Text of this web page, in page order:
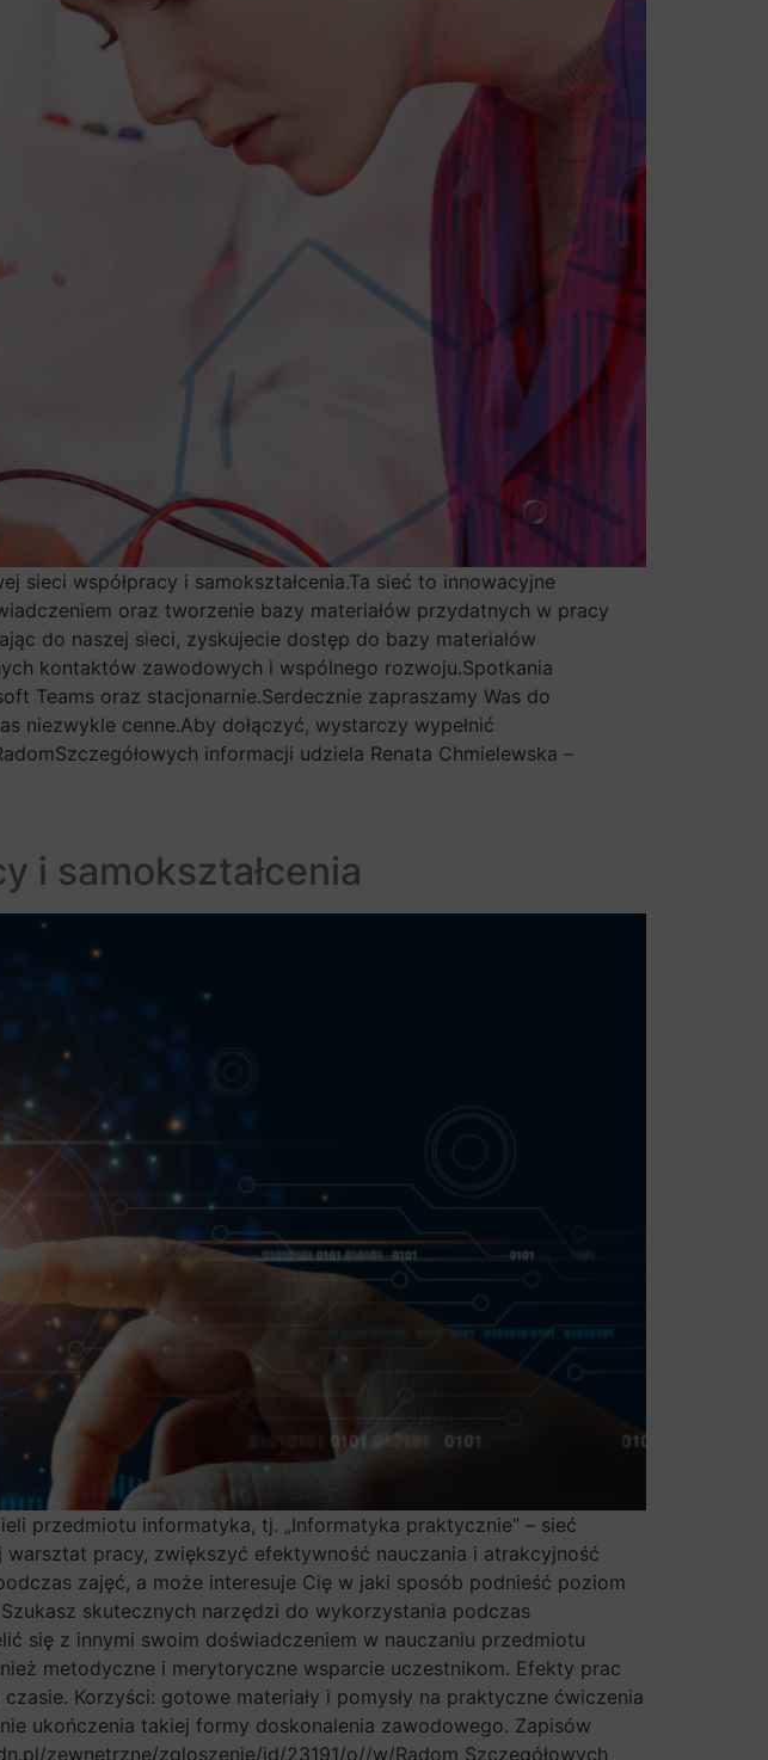
sieci współpracy i samokształcenia.Ta sieć to innowacyjne
oraz tworzenie bazy materiałów przydatnych w pracy
do naszej sieci, zyskujecie dostęp do bazy materiałów
kontaktów zawodowych i wspólnego rozwoju.Spotkania
Teams oraz stacjonarnie.Serdecznie zapraszamy Was do
niezwykle cenne.Aby dołączyć, wystarczy wypełnić
informacji udziela Renata Chmielewska –
i samokształcenia
przedmiotu informatyka, tj. „Informatyka praktycznie” – sieć
pracy, zwiększyć efektywność nauczania i atrakcyjność
zajęć, a może interesuje Cię w jaki sposób podnieść poziom
skutecznych narzędzi do wykorzystania podczas
się z innymi swoim doświadczeniem w nauczaniu przedmiotu
metodyczne i merytoryczne wsparcie uczestnikom. Efekty prac
Korzyści: gotowe materiały i pomysły na praktyczne ćwiczenia
ukończenia takiej formy doskonalenia zawodowego. Zapisów
zewnetrzne/zgloszenie/id/23191/o//w/Radom Szczegółowych